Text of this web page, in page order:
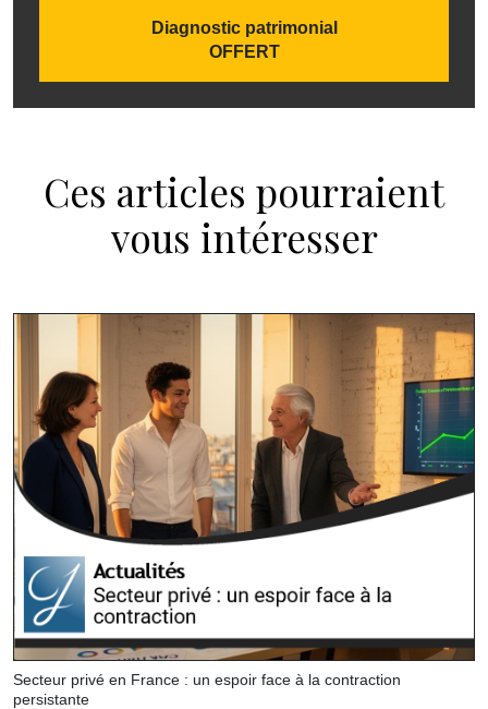
Diagnostic patrimonial
OFFERT
Ces articles pourraient
vous intéresser
Secteur privé en France : un espoir face à la contraction
persistante